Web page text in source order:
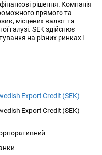
рішення. Компанія
прямого та
місцевих валют та
галузі. SEK здійснює
на різних ринках і
Export Credit (SEK)
Export Credit (SEK)